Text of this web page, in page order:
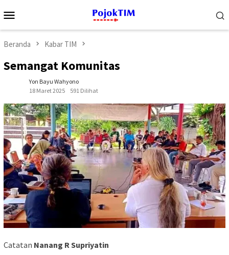
ke
Mobile
Beranda Kabar TIM
Semangat Komunitas
Yon Bayu Wahyono
18 Maret 2025
591 Dilihat
Catatan Nanang R Supriyatin